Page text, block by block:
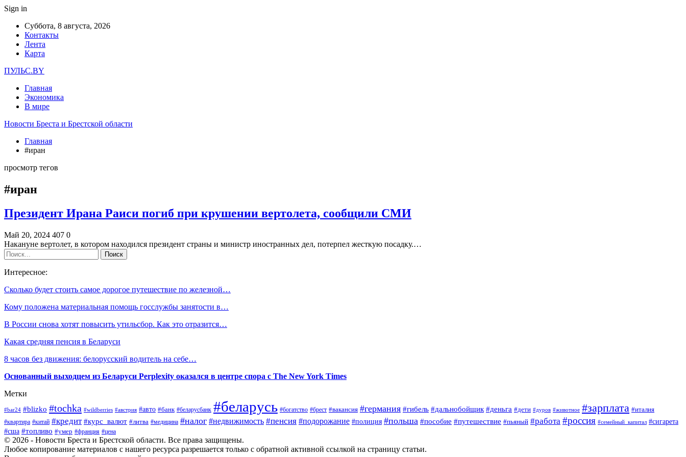
Sign in
Суббота, 8 августа, 2026
Контакты
Лента
Карта
ПУЛЬС.BY
Главная
Экономика
В мире
Новости Бреста и Брестской области
Главная
#иран
просмотр тегов
#иран
Президент Ирана Раиси погиб при крушении вертолета, сообщили СМИ
Май 20, 2024 407 0
Накануне вертолет, в котором находился президент страны и министр иностранных дел, потерпел жесткую посадку.…
Интересное:
Сколько будет стоить самое дорогое путешествие по железной…
Кому положена материальная помощь госслужбы занятости в…
В России снова хотят повысить утильсбор. Как это отразится…
Какая средняя пенсия в Беларуси
8 часов без движения: белорусский водитель на себе…
Основанный выходцем из Беларуси Perplexity оказался в центре спора с The New York Times
Метки
#bar24 #blizko #tochka #wildberries #австрия #авто #банк #беларусбанк #беларусь #богатство #брест #вакансия #германия #гибель #дальнобойщик #деньга #дети #дуров #животное #зарплата #италия
#квартира #китай #кредит #курс_валют #литва #медицина #налог #недвижимость #пенсия #подорожание #полиция #польша #пособие #путешествие #пьяный #работа #россия #семейный_капитал #сигарета
#сша #топливо #умер #франция #цена
© 2026 - Новости Бреста и Брестской области. Все права защищены.
Любое копирование материалов с нашего ресурса разрешается только с обратной активной ссылкой на страницу статьи.